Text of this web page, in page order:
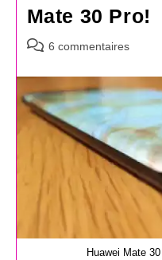
Mate 30 Pro!
Commentaires
la
publication :
6 commentaires
Huawei Mate